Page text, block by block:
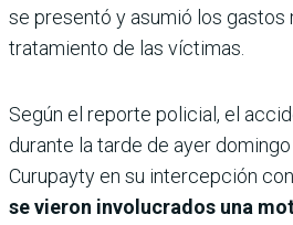
se presentó y asumió los
tratamiento de las víctimas.
Según el reporte policial, el
durante la tarde de ayer
Curupayty en su intercepción
se vieron involucrados una